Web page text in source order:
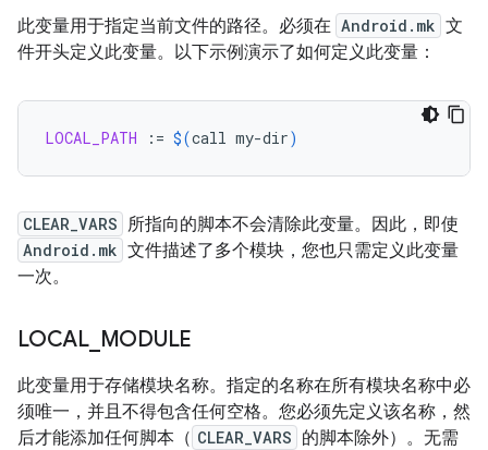
此变量用于指定当前文件的路径。必须在 Android.mk 文
件开头定义此变量。以下示例演示了如何定义此变量：
LOCAL_PATH := $(call my-dir)
CLEAR_VARS 所指向的脚本不会清除此变量。因此，即使
Android.mk 文件描述了多个模块，您也只需定义此变量
一次。
LOCAL_ MODULE
此变量用于存储模块名称。指定的名称在所有模块名称中必
须唯一，并且不得包含任何空格。您必须先定义该名称，然
后才能添加任何脚本（ CLEAR_VARS 的脚本除外）。无需